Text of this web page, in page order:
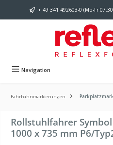
Zum Hauptinhalt springen
+ 49 341 492603-0 (Mo-Fr
Navigation
Fahrbahnmarkierungen
Rollstuhlfahrer
1000 x 735 mm P6/